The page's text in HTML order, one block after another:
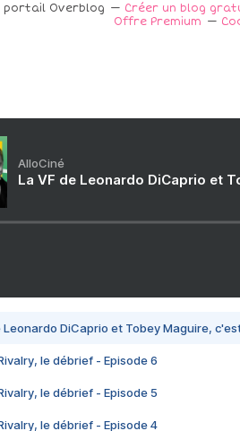
portail Overblog Créer un blog
Offre Premium
AlloCiné
La VF de Leonardo DiCaprio et
Leonardo DiCaprio et Tobey Maguire,
le débrief - Episode 6
le débrief - Episode 5
le débrief - Episode 4